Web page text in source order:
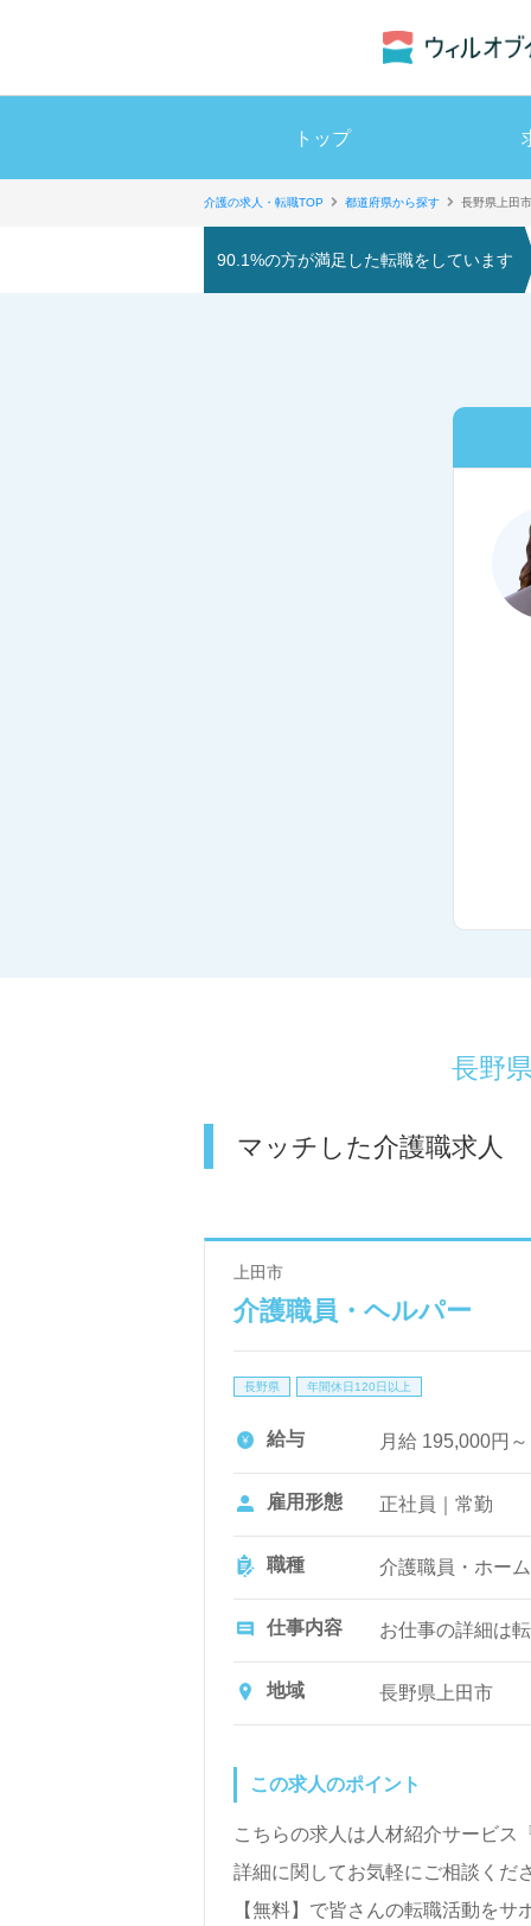
トップ
介護の求人・転職TOP 都道府県から探す 長野県上田
90.1%の方が満足した転職をしています
長野
マッチした介護職求人
上田市
介護職員・ヘルパー
長野県 年間休日120日以上
給与 月給 195,000円
雇用形態 正社員｜常勤
職種 介護職員・ホー
仕事内容 お仕事の詳細は
地域 長野県上田市
この求人のポイント
こちらの求人は人材紹介サービス
詳細に関してお気軽にご相談くだ
【無料】で皆さんの転職活動をサ